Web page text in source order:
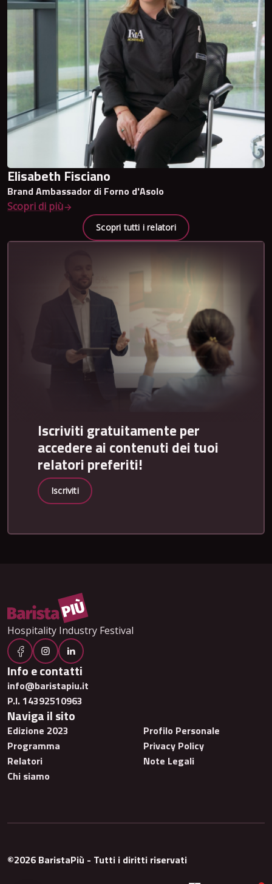
Elisabeth Fisciano
Brand Ambassador di Forno d'Asolo
Scopri di più
Scopri tutti i relatori
Iscriviti gratuitamente per
accedere ai contenuti dei tuoi
relatori preferiti!
Iscriviti
Hospitality Industry Festival
Info e contatti
info@baristapiu.it
P.I. 14392510963
Naviga il sito
Edizione 2023
Programma
Relatori
Chi siamo
Profilo Personale
Privacy Policy
Note Legali
©2026 BaristaPiù - Tutti i diritti riservati